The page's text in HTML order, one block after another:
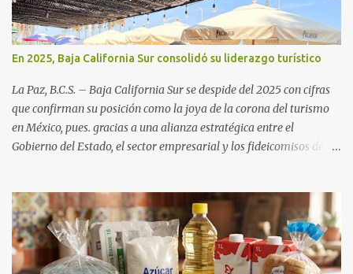
En 2025, Baja California Sur consolidó su liderazgo turístico
La Paz, B.C.S. – Baja California Sur se despide del 2025 con cifras
que confirman su posición como la joya de la corona del turismo
en México, pues. gracias a una alianza estratégica entre el
Gobierno del Estado, el sector empresarial y los fideicomisos de
una derrama económica sin precedentes. Las proyecciones para
este periodo vacacional son optimistas, con un promedio estatal
que supera el 70% . Sin embargo, la sorpresa del año la ha dado el
norte del estado. Comondú encabeza las expectativas con un